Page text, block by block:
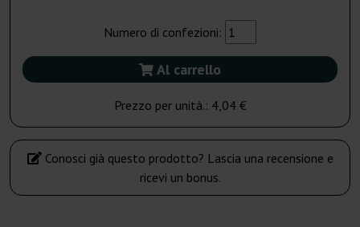
Numero di confezioni:
Al carrello
Prezzo per unità.: 4,04 €
Conosci già questo prodotto? Lascia una recensione e
ricevi un bonus.